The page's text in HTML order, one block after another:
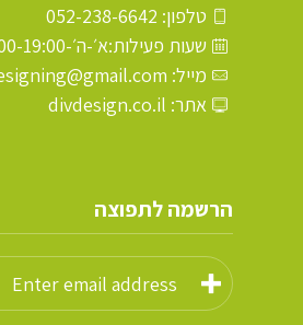
טלפון: 052-238-6642
שעות פעילות:א׳-ה׳-9:00-19:00
מייל: divdesigning@gmail.com
אתר: divdesign.co.il
הרשמה לתפוצה